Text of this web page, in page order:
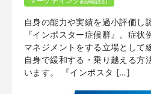
自身の能力や実績を過小評価し
『インポスター症候群』。症状
マネジメントをする立場として
自身で緩和する・乗り越える方
います。 『インポスタ […]